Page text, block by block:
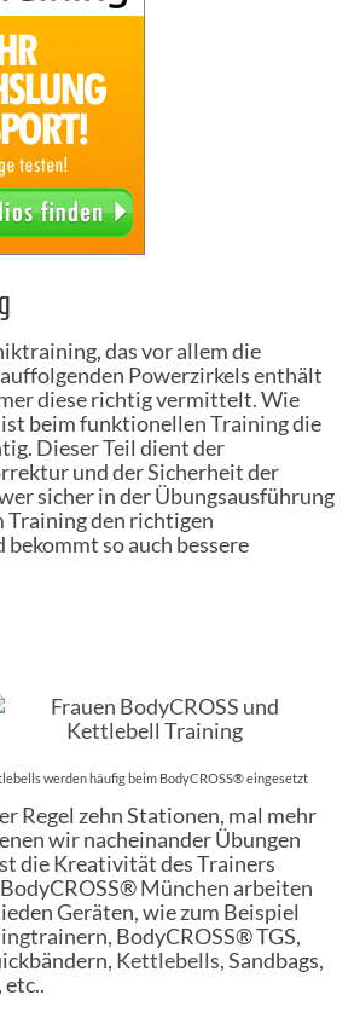
das vor allem die
Powerzirkels enthält
diese richtig vermittelt. Wie
beim funktionellen Training die
Dieser Teil dient der
und der Sicherheit der
sicher in der Übungsausführung
Training den richtigen
so auch bessere
werden häufig beim BodyCROSS® eingesetzt
Regel zehn Stationen, mal mehr
wir nacheinander Übungen
die Kreativität des Trainers
München arbeiten
Geräten, wie zum Beispiel
, BodyCROSS® TGS,
Kettlebells, Sandbags,